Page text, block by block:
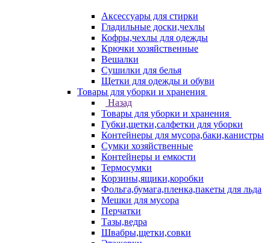
Аксессуары для стирки
Гладильные доски,чехлы
Кофры,чехлы для одежды
Крючки хозяйственные
Вешалки
Сушилки для белья
Щетки для одежды и обуви
Товары для уборки и хранения
Назад
Товары для уборки и хранения
Губки,щетки,салфетки для уборки
Контейнеры для мусора,баки,канистры
Сумки хозяйственные
Контейнеры и емкости
Термосумки
Корзины,ящики,коробки
Фольга,бумага,пленка,пакеты для льда
Мешки для мусора
Перчатки
Тазы,ведра
Швабры,щетки,совки